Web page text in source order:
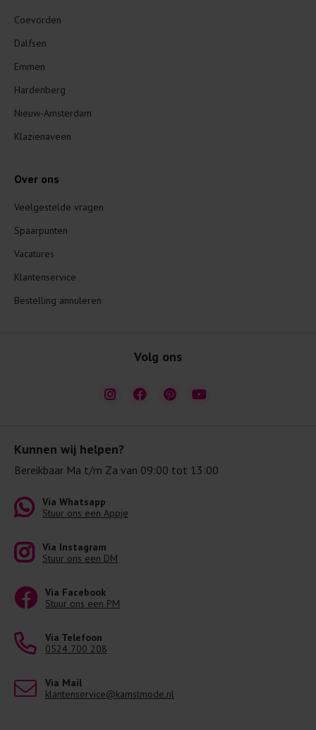
Kunnen wij helpen?
Bereikbaar Ma t/m Za van 09:00 tot 13:00
Via Whatsapp
Stuur ons een Appje
Via Instagram
Stuur ons een DM
Via Facebook
Stuur ons een PM
Via Telefoon
0524 700 208
Via Mail
klantenservice@kamstmode.nl
Coevorden
Dalfsen
Emmen
Hardenberg
Nieuw-Amsterdam
Klazienaveen
Over ons
Veelgestelde vragen
Spaarpunten
Vacatures
Klantenservice
Bestelling annuleren
Volg ons